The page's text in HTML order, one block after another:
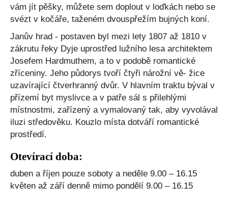
vám jít pěšky, můžete sem doplout v loďkách nebo se
svézt v kočáře, taženém dvouspřežím bujných koní.
Janův hrad - postaven byl mezi lety 1807 až 1810 v
zákrutu řeky Dyje uprostřed lužního lesa architektem
Josefem Hardmuthem, a to v podobě romantické
zříceniny. Jeho půdorys tvoří čtyři nárožní vě- žice
uzavírající čtverhranný dvůr. V hlavním traktu býval v
přízemí byt myslivce a v patře sál s přilehlými
místnostmi, zařízený a vymalovaný tak, aby vyvolával
iluzi středověku. Kouzlo místa dotváří romantické
prostředí.
Otevírací doba:
duben a říjen pouze soboty a neděle 9.00 – 16.15
květen až září denně mimo pondělí 9.00 – 16.15